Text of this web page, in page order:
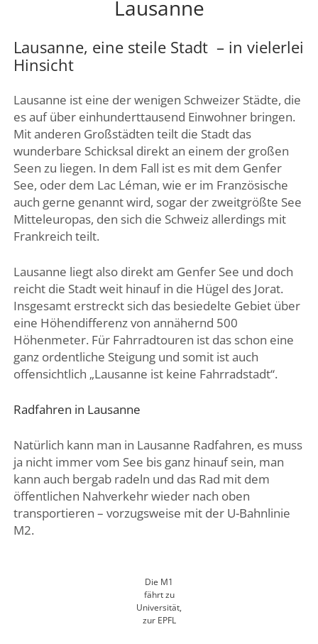
DREI SEEN LAND
FRIBOURG – FREIBURG
Lausanne
Lausanne, eine steile Stadt – in vielerlei
Hinsicht
Lausanne ist eine der wenigen Schweizer Städte, die
es auf über einhunderttausend Einwohner bringen.
Mit anderen Großstädten teilt die Stadt das
wunderbare Schicksal direkt an einem der großen
Seen zu liegen. In dem Fall ist es mit dem Genfer
See, oder dem Lac Léman, wie er im Französische
auch gerne genannt wird, sogar der zweitgrößte See
Mitteleuropas, den sich die Schweiz allerdings mit
Frankreich teilt.
Lausanne liegt also direkt am Genfer See und doch
reicht die Stadt weit hinauf in die Hügel des Jorat.
Insgesamt erstreckt sich das besiedelte Gebiet über
eine Höhendifferenz von annähernd 500
Höhenmeter. Für Fahrradtouren ist das schon eine
ganz ordentliche Steigung und somit ist auch
offensichtlich „Lausanne ist keine Fahrradstadt“.
Radfahren in Lausanne
Natürlich kann man in Lausanne Radfahren, es muss
ja nicht immer vom See bis ganz hinauf sein, man
kann auch bergab radeln und das Rad mit dem
öffentlichen Nahverkehr wieder nach oben
transportieren – vorzugsweise mit der U-Bahnlinie
M2.
Die M1
fährt zu
Universität,
zur EPFL